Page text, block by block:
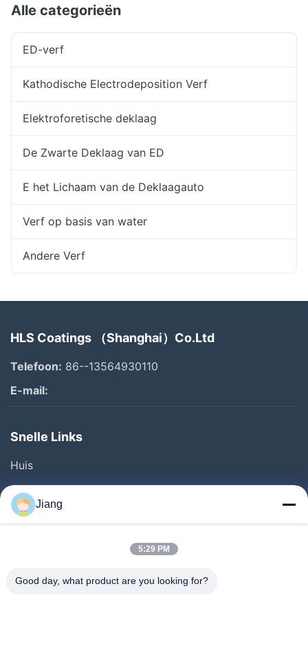
Alle categorieën
ED-verf
Kathodische Electrodeposition Verf
Elektroforetische deklaag
De Zwarte Deklaag van ED
E het Lichaam van de Deklaagauto
Verf op basis van water
Andere Verf
HLS Coatings （Shanghai）Co.Ltd
Telefoon: 86--13564930110
E-mail:
Snelle Links
Huis
Producten
Video's
Fabriekstour
Jiang
5:29 PM
Good day, what product are you looking for?